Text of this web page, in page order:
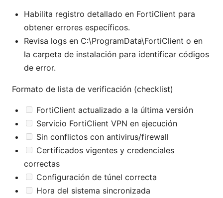
Habilita registro detallado en FortiClient para
obtener errores específicos.
Revisa logs en C:\ProgramData\FortiClient o en
la carpeta de instalación para identificar códigos
de error.
Formato de lista de verificación (checklist)
FortiClient actualizado a la última versión
Servicio FortiClient VPN en ejecución
Sin conflictos con antivirus/firewall
Certificados vigentes y credenciales
correctas
Configuración de túnel correcta
Hora del sistema sincronizada